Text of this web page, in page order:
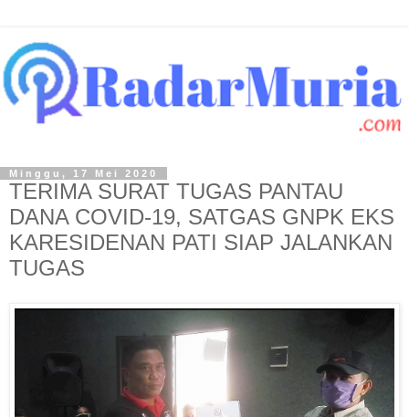
Minggu, 17 Mei 2020
TERIMA SURAT TUGAS PANTAU
DANA COVID-19, SATGAS GNPK EKS
KARESIDENAN PATI SIAP JALANKAN
TUGAS